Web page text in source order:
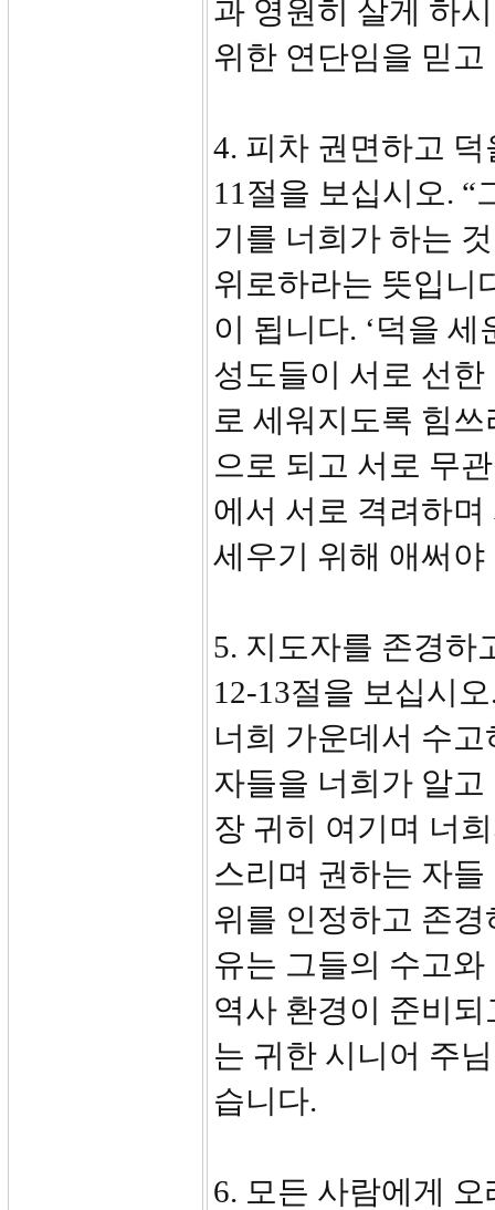
과 영원히 살게 하
위한 연단임을 믿
4. 피차 권면하고
11절을 보십시오. “
기를 너희가 하는
위로하라는 뜻입니
이 됩니다. ‘덕을
성도들이 서로 선
로 세워지도록 힘
으로 되고 서로 무
에서 서로 격려하
세우기 위해 애써야
5. 지도자를 존경하
12-13절을 보십시
너희 가운데서 수
자들을 너희가 알
장 귀히 여기며 너
스리며 권하는 자
위를 인정하고 존
유는 그들의 수고
역사 환경이 준비
는 귀한 시니어 주
습니다.
6. 모든 사람에게